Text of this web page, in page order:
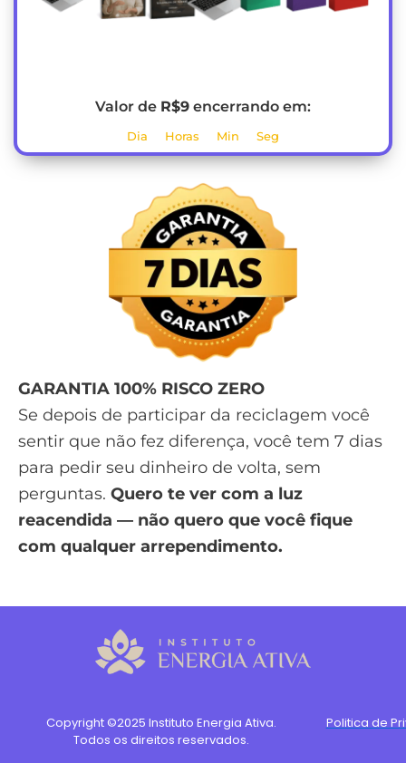
Valor de R$9 encerrando em:
Dia Horas Min Seg
GARANTIA 100% RISCO ZERO
Se depois de participar da reciclagem você
sentir que não fez diferença, você tem 7 dias
para pedir seu dinheiro de volta, sem
perguntas. Quero te ver com a luz
reacendida — não quero que você fique
com qualquer arrependimento.
Copyright ©2025 Instituto Energia Ativa.
Todos os direitos reservados.
Politica de